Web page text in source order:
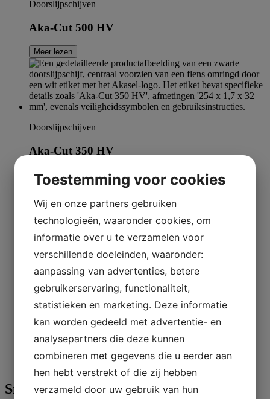
Doorslijpschijven
Aka-Cut 500 HV
Meer lezen
Doorslijpschijven
Aka-Cut 350 HV
Meer lezen
Doorslijpschijven
Aka-Cut 1000 HV, 150 mm
Meer lezen
→
Snijden
Toestemming voor cookies
Wij en onze partners gebruiken
technologieën, waaronder cookies, om
informatie over u te verzamelen voor
verschillende doeleinden, waaronder:
aanpassing van advertenties, betere
gebruikerservaring, functionaliteit,
statistieken en marketing. Deze informatie
kan worden gedeeld met advertentie- en
analysepartners die deze kunnen
combineren met gegevens die u eerder aan
hen hebt verstrekt of die zij hebben
verzameld door uw gebruik van hun